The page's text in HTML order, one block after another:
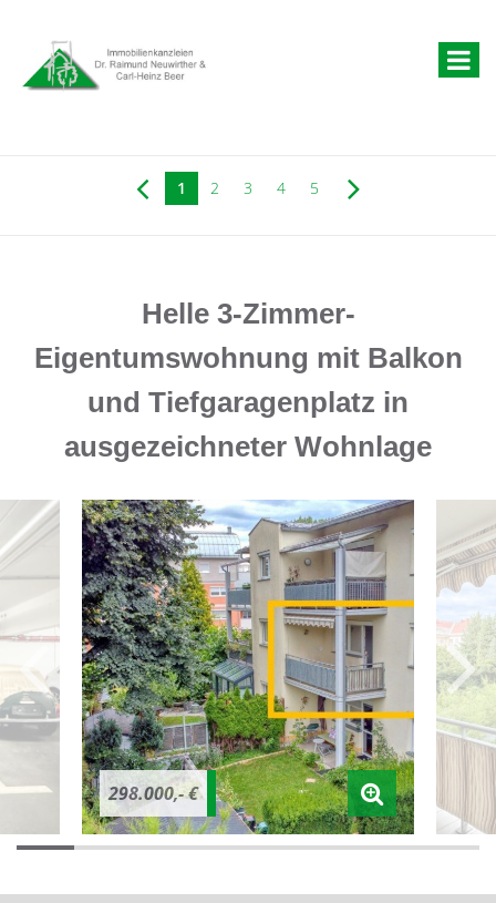
1 2 3 4 5
Helle 3-Zimmer-
Eigentumswohnung mit Balkon
und Tiefgaragenplatz in
ausgezeichneter Wohnlage
298.000,- €